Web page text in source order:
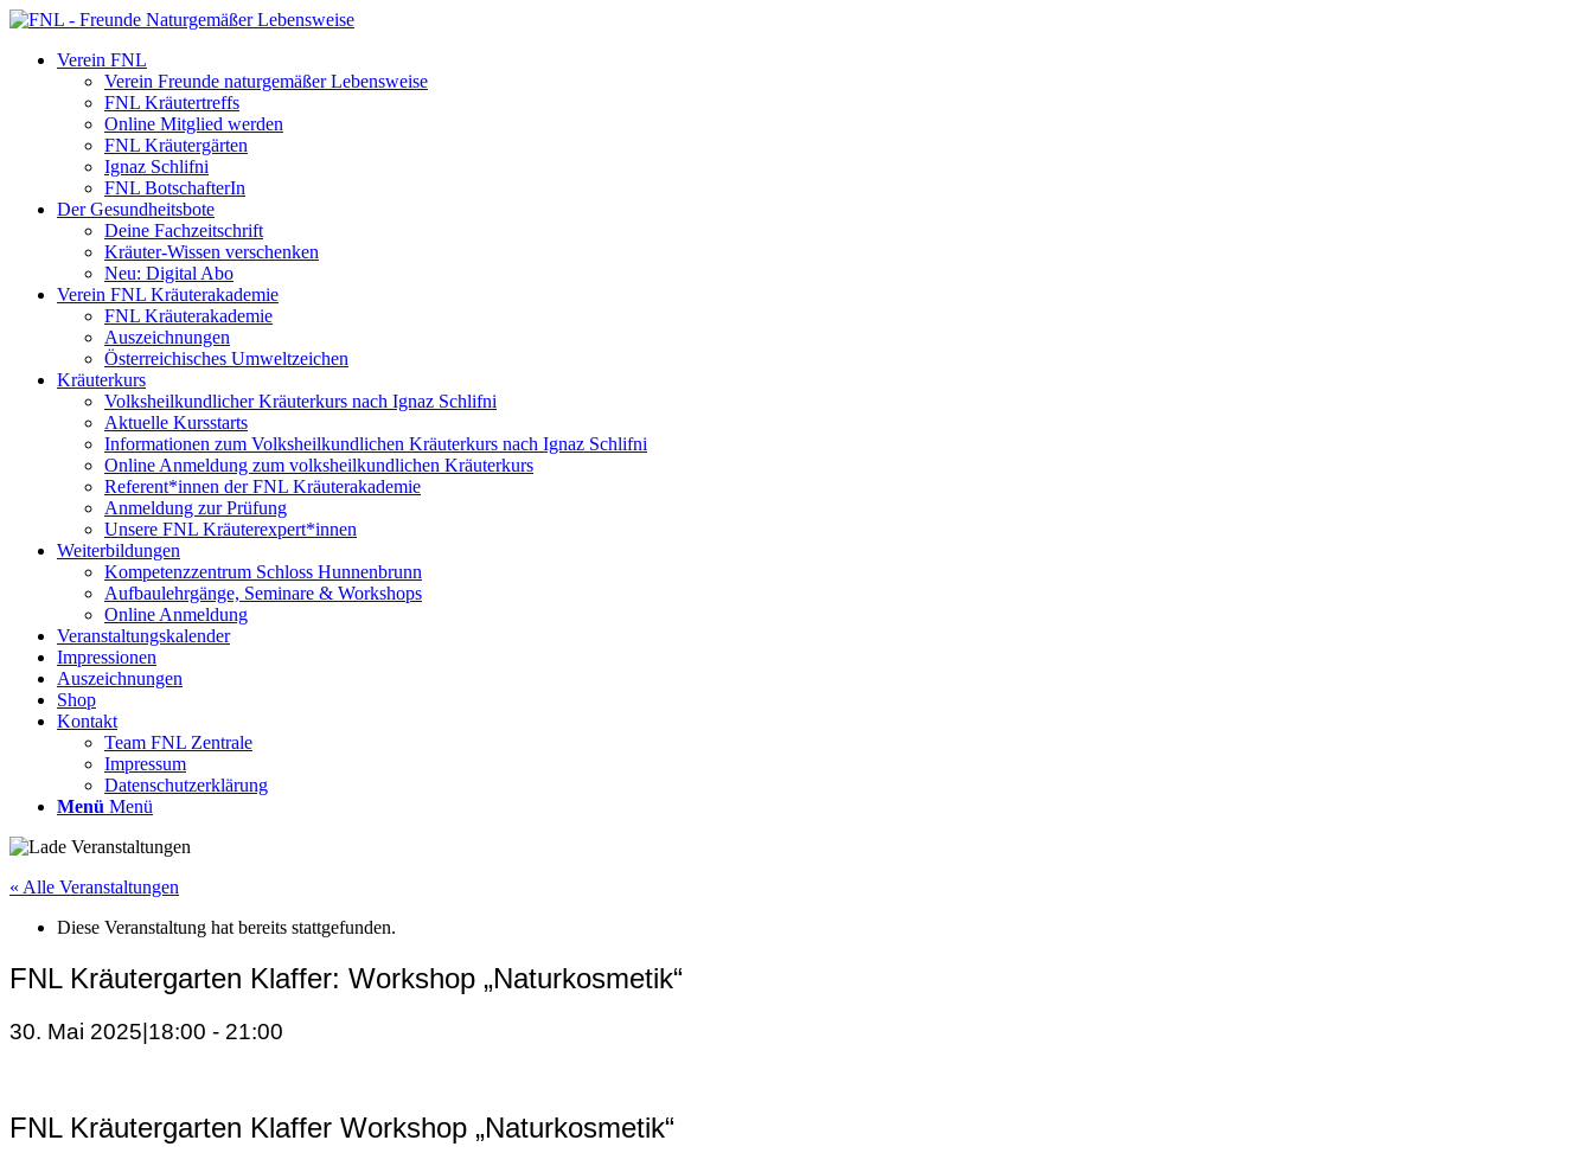
Verein FNL
Verein Freunde naturgemäßer Lebensweise
FNL Kräutertreffs
Online Mitglied werden
FNL Kräutergärten
Ignaz Schlifni
FNL BotschafterIn
Der Gesundheitsbote
Deine Fachzeitschrift
Kräuter-Wissen verschenken
Neu: Digital Abo
Verein FNL Kräuterakademie
FNL Kräuterakademie
Auszeichnungen
Österreichisches Umweltzeichen
Kräuterkurs
Volksheilkundlicher Kräuterkurs nach Ignaz Schlifni
Aktuelle Kursstarts
Informationen zum Volksheilkundlichen Kräuterkurs nach Ignaz Schlifni
Online Anmeldung zum volksheilkundlichen Kräuterkurs
Referent*innen der FNL Kräuterakademie
Anmeldung zur Prüfung
Unsere FNL Kräuterexpert*innen
Weiterbildungen
Kompetenzzentrum Schloss Hunnenbrunn
Aufbaulehrgänge, Seminare & Workshops
Online Anmeldung
Veranstaltungskalender
Impressionen
Auszeichnungen
Shop
Kontakt
Team FNL Zentrale
Impressum
Datenschutzerklärung
Menü Menü
« Alle Veranstaltungen
Diese Veranstaltung hat bereits stattgefunden.
FNL Kräutergarten Klaffer: Workshop „Naturkosmetik“
30. Mai 2025|18:00 - 21:00
FNL Kräutergarten Klaffer Workshop „Naturkosmetik“